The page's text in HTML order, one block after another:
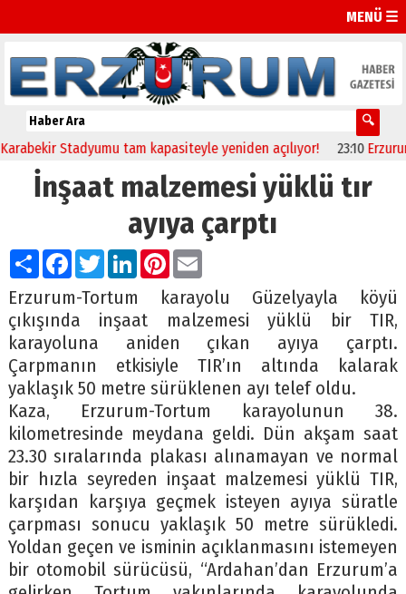
MENÜ ☰
Stadyumu tam kapasiteyle yeniden açılıyor! 23:10
İnşaat malzemesi yüklü tır
ayıya çarptı
PaylaşFacebook
TwitterLinkedIn
Pinterest
Email
Erzurum-Tortum karayolu Güzelyayla köyü
çıkışında inşaat malzemesi yüklü bir TIR,
karayoluna aniden çıkan ayıya çarptı.
Çarpmanın etkisiyle TIR’ın altında kalarak
yaklaşık 50 metre sürüklenen ayı telef oldu.
Kaza, Erzurum-Tortum karayolunun 38.
kilometresinde meydana geldi. Dün akşam saat
23.30 sıralarında plakası alınamayan ve normal
bir hızla seyreden inşaat malzemesi yüklü TIR,
karşıdan karşıya geçmek isteyen ayıya süratle
çarpması sonucu yaklaşık 50 metre sürükledi.
Yoldan geçen ve isminin açıklanmasını istemeyen
bir otomobil sürücüsü, “Ardahan’dan Erzurum’a